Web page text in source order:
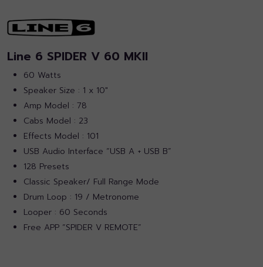
Line 6 SPIDER V 60 MKII
60 Watts
Speaker Size : 1 x 10″
Amp Model : 78
Cabs Model : 23
Effects Model : 101
USB Audio Interface “USB A + USB B”
128 Presets
Classic Speaker/ Full Range Mode
Drum Loop : 19 / Metronome
Looper : 60 Seconds
Free APP “SPIDER V REMOTE”